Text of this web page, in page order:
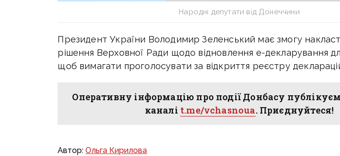
Народні депутати від Донеччини
Президент України Володимир Зеленський має змогу
рішення Верховної Ради щодо відновлення е-декларування
щоб вимагати проголосувати за відкриття реєстру
Оперативну інформацію про події Донбасу
каналі t.me/vchasnoua. Приєднуйтеся!
Автор:Ольга Кирилова